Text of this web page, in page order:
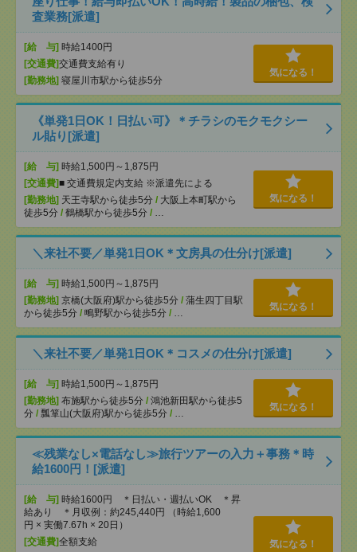
査業務[派遣]
[給 与] 時給1400円
[交通費]交通費支給有り
[勤務地] 寝屋川市駅から徒歩5分
気になる！
《単発1日OK！日払い可》＊チラシのモクモクシー
ル貼り[派遣]
[給 与] 時給1,500円～1,875円
[交通費]■ 交通費規定内支給 ※派遣先による
[勤務地] 天王寺駅から徒歩5分 / 大阪上本町駅から
徒歩5分 / 鶴橋駅から徒歩5分 / …
気になる！
＼来社不要／単発1日OK＊文房具の仕分け[派遣]
[給 与] 時給1,500円～1,875円
[勤務地] 京橋(大阪府)駅から徒歩5分 / 蒲生四丁目駅
から徒歩5分 / 鴫野駅から徒歩5分 / …
気になる！
＼来社不要／単発1日OK＊コスメの仕分け[派遣]
[給 与] 時給1,500円～1,875円
[勤務地] 布施駅から徒歩5分 / 鴻池新田駅から徒歩5
分 / 瓢箪山(大阪府)駅から徒歩5分 / …
気になる！
≪残業なし×電話なし≫旅行ツアーの入力＋事務＊時
給1600円！[派遣]
[給 与] 時給1600円 ＊日払い・週払いOK ＊昇
給あり ＊月収例：約245,440円 （時給1,600
円 × 実働7.67h × 20日）
[交通費]全額支給
気になる！